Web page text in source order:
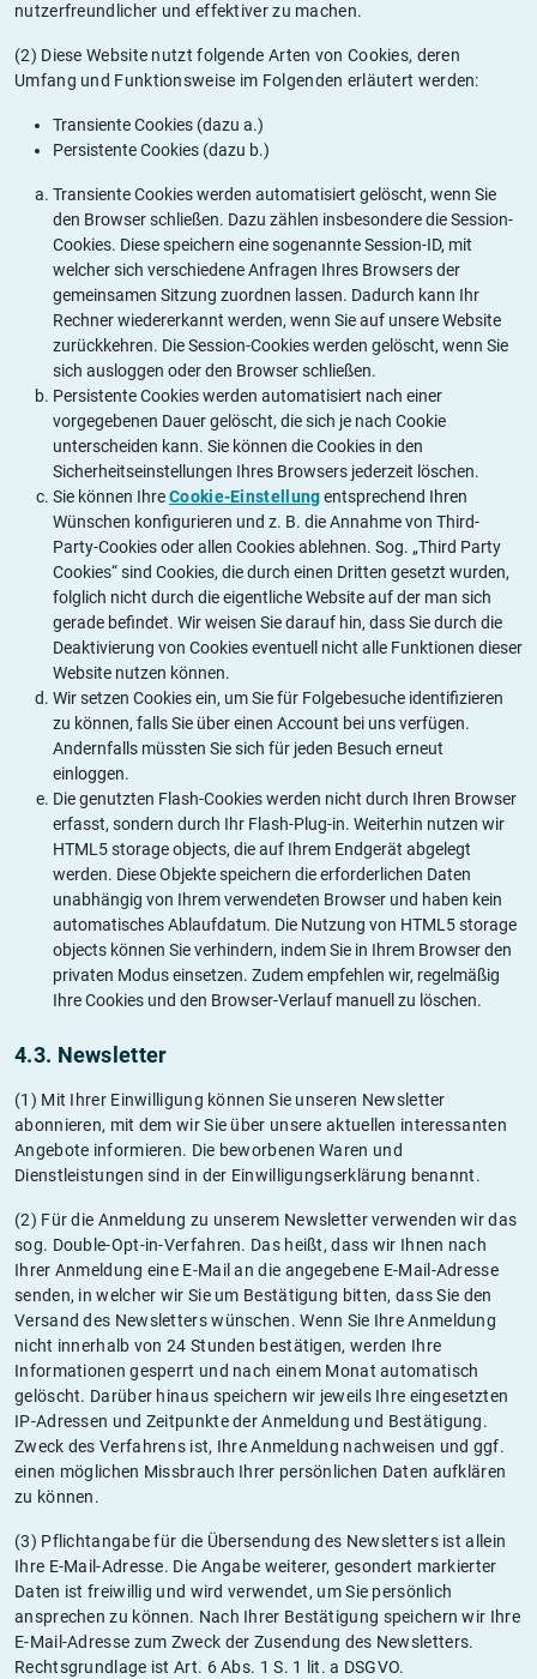
nutzerfreundlicher und effektiver zu machen.
(2) Diese Website nutzt folgende Arten von Cookies, deren
Umfang und Funktionsweise im Folgenden erläutert werden:
Transiente Cookies (dazu a.)
Persistente Cookies (dazu b.)
Transiente Cookies werden automatisiert gelöscht, wenn Sie
den Browser schließen. Dazu zählen insbesondere die Session-
Cookies. Diese speichern eine sogenannte Session-ID, mit
welcher sich verschiedene Anfragen Ihres Browsers der
gemeinsamen Sitzung zuordnen lassen. Dadurch kann Ihr
Rechner wiedererkannt werden, wenn Sie auf unsere Website
zurückkehren. Die Session-Cookies werden gelöscht, wenn Sie
sich ausloggen oder den Browser schließen.
Persistente Cookies werden automatisiert nach einer
vorgegebenen Dauer gelöscht, die sich je nach Cookie
unterscheiden kann. Sie können die Cookies in den
Sicherheitseinstellungen Ihres Browsers jederzeit löschen.
Sie können IhreCookie-Einstellungentsprechend Ihren
Wünschen konfigurieren und z. B. die Annahme von Third-
Party-Cookies oder allen Cookies ablehnen. Sog. „Third Party
Cookies“ sind Cookies, die durch einen Dritten gesetzt wurden,
folglich nicht durch die eigentliche Website auf der man sich
gerade befindet. Wir weisen Sie darauf hin, dass Sie durch die
Deaktivierung von Cookies eventuell nicht alle Funktionen dieser
Website nutzen können.
Wir setzen Cookies ein, um Sie für Folgebesuche identifizieren
zu können, falls Sie über einen Account bei uns verfügen.
Andernfalls müssten Sie sich für jeden Besuch erneut
einloggen.
Die genutzten Flash-Cookies werden nicht durch Ihren Browser
erfasst, sondern durch Ihr Flash-Plug-in. Weiterhin nutzen wir
HTML5 storage objects, die auf Ihrem Endgerät abgelegt
werden. Diese Objekte speichern die erforderlichen Daten
unabhängig von Ihrem verwendeten Browser und haben kein
automatisches Ablaufdatum. Die Nutzung von HTML5 storage
objects können Sie verhindern, indem Sie in Ihrem Browser den
privaten Modus einsetzen. Zudem empfehlen wir, regelmäßig
Ihre Cookies und den Browser-Verlauf manuell zu löschen.
4.3. Newsletter
(1) Mit Ihrer Einwilligung können Sie unseren Newsletter
abonnieren, mit dem wir Sie über unsere aktuellen interessanten
Angebote informieren. Die beworbenen Waren und
Dienstleistungen sind in der Einwilligungserklärung benannt.
(2) Für die Anmeldung zu unserem Newsletter verwenden wir das
sog. Double-Opt-in-Verfahren. Das heißt, dass wir Ihnen nach
Ihrer Anmeldung eine E-Mail an die angegebene E-Mail-Adresse
senden, in welcher wir Sie um Bestätigung bitten, dass Sie den
Versand des Newsletters wünschen. Wenn Sie Ihre Anmeldung
nicht innerhalb von 24 Stunden bestätigen, werden Ihre
Informationen gesperrt und nach einem Monat automatisch
gelöscht. Darüber hinaus speichern wir jeweils Ihre eingesetzten
IP-Adressen und Zeitpunkte der Anmeldung und Bestätigung.
Zweck des Verfahrens ist, Ihre Anmeldung nachweisen und ggf.
einen möglichen Missbrauch Ihrer persönlichen Daten aufklären
zu können.
(3) Pflichtangabe für die Übersendung des Newsletters ist allein
Ihre E-Mail-Adresse. Die Angabe weiterer, gesondert markierter
Daten ist freiwillig und wird verwendet, um Sie persönlich
ansprechen zu können. Nach Ihrer Bestätigung speichern wir Ihre
E-Mail-Adresse zum Zweck der Zusendung des Newsletters.
Rechtsgrundlage ist Art. 6 Abs. 1 S. 1 lit. a DSGVO.